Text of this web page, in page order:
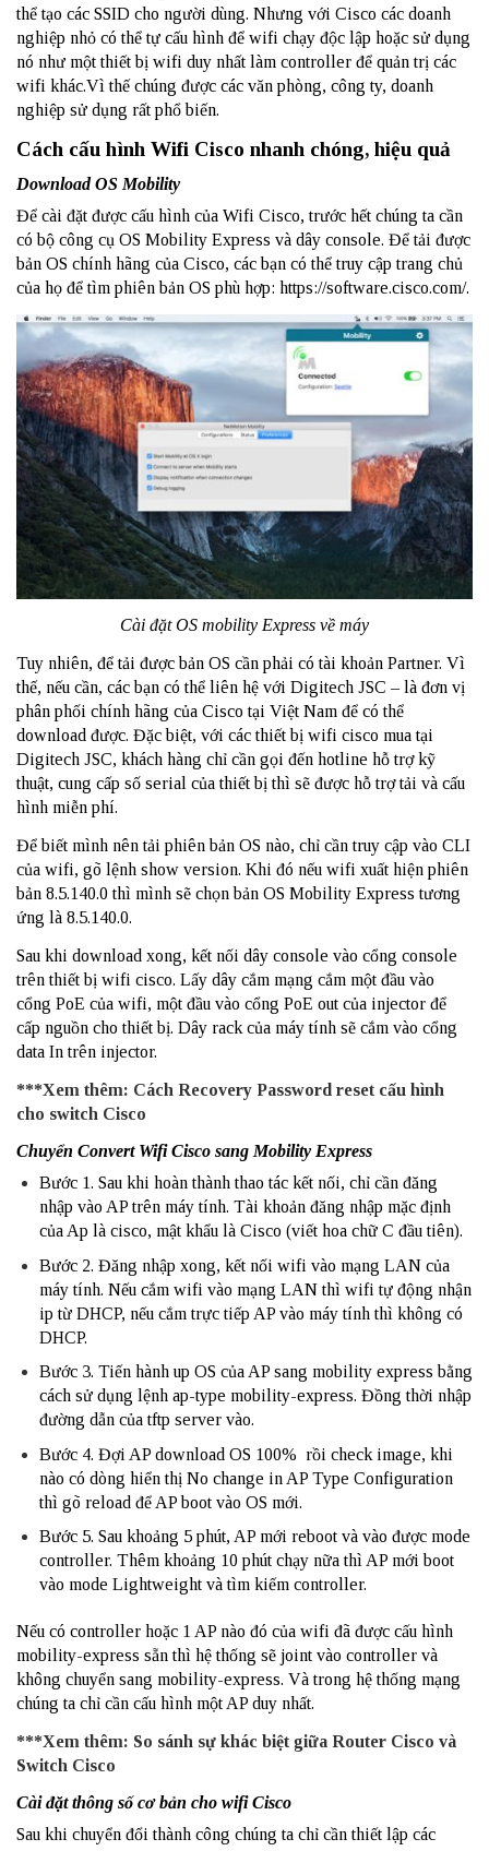
thể tạo các SSID cho người dùng. Nhưng với Cisco các doanh
nghiệp nhỏ có thể tự cấu hình để wifi chạy độc lập hoặc sử dụng
nó như một thiết bị wifi duy nhất làm controller để quản trị các
wifi khác.Vì thế chúng được các văn phòng, công ty, doanh
nghiệp sử dụng rất phổ biến.
Cách cấu hình Wifi Cisco nhanh chóng, hiệu quả
Download OS Mobility
Để cài đặt được cấu hình của Wifi Cisco, trước hết chúng ta cần
có bộ công cụ OS Mobility Express và dây console. Để tải được
bản OS chính hãng của Cisco, các bạn có thể truy cập trang chủ
của họ để tìm phiên bản OS phù hợp: https://software.cisco.com/.
Cài đặt OS mobility Express về máy
Tuy nhiên, để tải được bản OS cần phải có tài khoản Partner. Vì
thế, nếu cần, các bạn có thể liên hệ với Digitech JSC – là đơn vị
phân phối chính hãng của Cisco tại Việt Nam để có thể
download được. Đặc biệt, với các thiết bị wifi cisco mua tại
Digitech JSC, khách hàng chỉ cần gọi đến hotline hỗ trợ kỹ
thuật, cung cấp số serial của thiết bị thì sẽ được hỗ trợ tải và cấu
hình miễn phí.
Để biết mình nên tải phiên bản OS nào, chỉ cần truy cập vào CLI
của wifi, gõ lệnh show version. Khi đó nếu wifi xuất hiện phiên
bản 8.5.140.0 thì mình sẽ chọn bản OS Mobility Express tương
ứng là 8.5.140.0.
Sau khi download xong, kết nối dây console vào cổng console
trên thiết bị wifi cisco. Lấy dây cắm mạng cắm một đầu vào
cổng PoE của wifi, một đầu vào cổng PoE out của injector để
cấp nguồn cho thiết bị. Dây rack của máy tính sẽ cắm vào cổng
data In trên injector.
***Xem thêm: Cách Recovery Password reset cấu hình
cho switch Cisco
Chuyển Convert Wifi Cisco sang Mobility Express
Bước 1. Sau khi hoàn thành thao tác kết nối, chỉ cần đăng
nhập vào AP trên máy tính. Tài khoản đăng nhập mặc định
của Ap là cisco, mật khẩu là Cisco (viết hoa chữ C đầu tiên).
Bước 2. Đăng nhập xong, kết nối wifi vào mạng LAN của
máy tính. Nếu cắm wifi vào mạng LAN thì wifi tự động nhận
ip từ DHCP, nếu cắm trực tiếp AP vào máy tính thì không có
DHCP.
Bước 3. Tiến hành up OS của AP sang mobility express bằng
cách sử dụng lệnh ap-type mobility-express. Đồng thời nhập
đường dẫn của tftp server vào.
Bước 4. Đợi AP download OS 100% rồi check image, khi
nào có dòng hiển thị No change in AP Type Configuration
thì gõ reload để AP boot vào OS mới.
Bước 5. Sau khoảng 5 phút, AP mới reboot và vào được mode
controller. Thêm khoảng 10 phút chạy nữa thìAP mới boot
vào mode Lightweight và tìm kiếm controller.
Nếu có controller hoặc 1 AP nào đó của wifi đã được cấu hình
mobility-express sẵn thì hệ thống sẽ joint vào controller và
không chuyển sang mobility-express. Và trong hệ thống mạng
chúng ta chỉ cần cấu hình một AP duy nhất.
***Xem thêm: So sánh sự khác biệt giữa Router Cisco và
Switch Cisco
Cài đặt thông số cơ bản cho wifi Cisco
Sau khi chuyển đổi thành công chúng ta chỉ cần thiết lập các